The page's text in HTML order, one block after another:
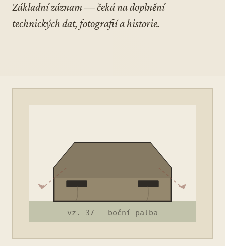
Základní záznam — čeká na doplnění
technických dat, fotografií a historie.